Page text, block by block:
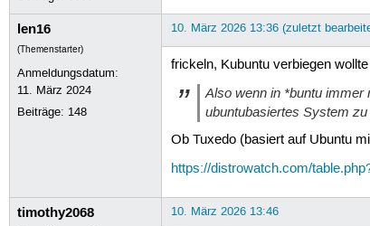
len16
(Themenstarter)
Anmeldungsdatum:
11. März 2024
Beiträge: 148
10. März 2026 13:36 (zuletzt
frickeln, Kubuntu verbiegen
Also wenn in *buntu
ubuntubasiertes System
Ob Tuxedo (basiert auf Ubuntu
https://distrowatch.com/
timothy2068 10. März 2026 13:46